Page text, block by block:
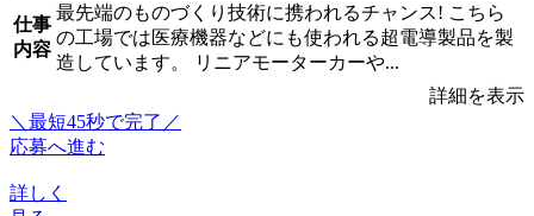
仕事
内容
最先端のものづくり技術に携われるチャンス! こちら
の工場では医療機器などにも使われる超電導製品を製
造しています。 リニアモーターカーや...
詳細を表示
＼最短45秒で完了／
応募へ進む
詳しく